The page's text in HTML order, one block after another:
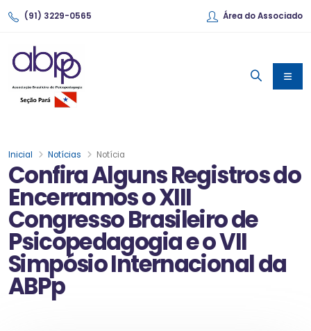
(91) 3229-0565 Área do Associado
Confira Alguns Registros do
Encerramos o XIII
Congresso Brasileiro de
Psicopedagogia e o VII
Simpósio Internacional da
ABPp
Inicial Notícias Notícia